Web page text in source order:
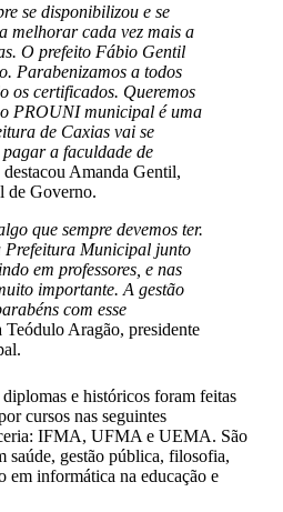
se disponibilizou e se
melhorar cada vez mais a
O prefeito Fábio Gentil
Parabenizamos a todos
os certificados. Queremos
PROUNI municipal é uma
de Caxias vai se
a faculdade de
destacou Amanda Gentil,
de Governo.
que sempre devemos ter.
Prefeitura Municipal junto
em professores, e nas
importante. A gestão
com esse
Teódulo Aragão, presidente
e históricos foram feitas
cursos nas seguintes
IFMA, UFMA e UEMA. São
saúde, gestão pública, filosofia,
em informática na educação e